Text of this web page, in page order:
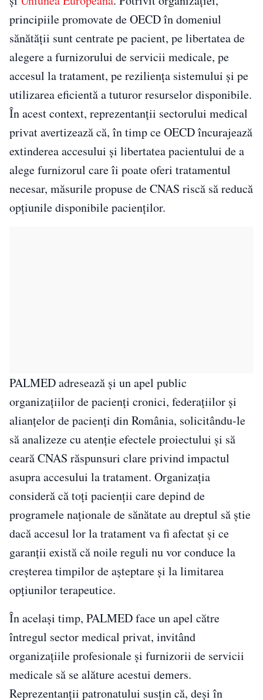
principiile promovate de OECD în domeniul
sănătății sunt centrate pe pacient, pe libertatea de
alegere a furnizorului de servicii medicale, pe
accesul la tratament, pe reziliența sistemului și pe
utilizarea eficientă a tuturor resurselor disponibile.
În acest context, reprezentanții sectorului medical
privat avertizează că, în timp ce OECD încurajează
extinderea accesului și libertatea pacientului de a
alege furnizorul care îi poate oferi tratamentul
necesar, măsurile propuse de CNAS riscă să reducă
opțiunile disponibile pacienților.
PALMED adresează și un apel public
organizațiilor de pacienți cronici, federațiilor și
alianțelor de pacienți din România, solicitându-le
să analizeze cu atenție efectele proiectului și să
ceară CNAS răspunsuri clare privind impactul
asupra accesului la tratament. Organizația
consideră că toți pacienții care depind de
programele naționale de sănătate au dreptul să știe
dacă accesul lor la tratament va fi afectat și ce
garanții există că noile reguli nu vor conduce la
creșterea timpilor de așteptare și la limitarea
opțiunilor terapeutice.
În același timp, PALMED face un apel către
întregul sector medical privat, invitând
organizațiile profesionale și furnizorii de servicii
medicale să se alăture acestui demers.
Reprezentanții patronatului susțin că, deși în